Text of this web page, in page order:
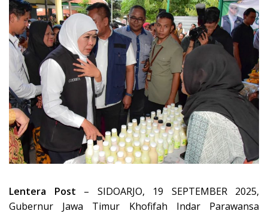
Lentera Post – SIDOARJO, 19 SEPTEMBER 2025,
Gubernur Jawa Timur Khofifah Indar Parawansa